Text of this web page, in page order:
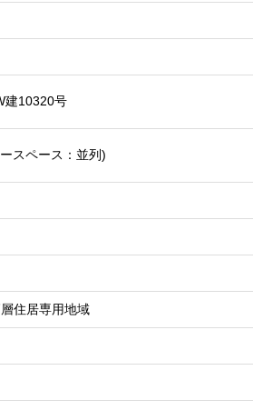
建10320号
スペース：並列)
住居専用地域